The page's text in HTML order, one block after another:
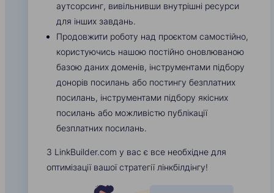
аутсорсинг, вивільнивши внутрішні ресурси
для інших завдань.
Продовжити роботу над проєктом самостійно,
користуючись нашою постійно оновлюваною
базою даних доменів, інструментами підбору
донорів посилань або постингу безплатних
посилань, інструментами підбору якісних
посилань або можливістю публікації
безплатних посилань.
З LinkBuilder.com у вас є все необхідне для
оптимізації вашої стратегії лінкбілдінгу!